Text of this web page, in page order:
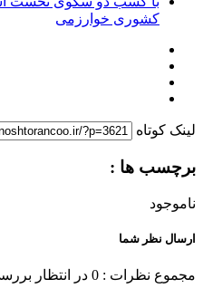
کشوری خوارزمی
لینک کوتاه
برچسب ها :
ناموجود
ارسال نظر شما
مجموع نظرات : 0 در انتظار